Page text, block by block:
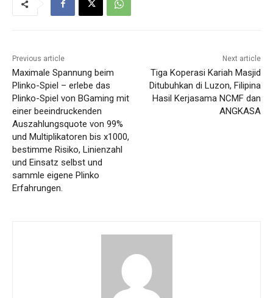
Previous article
Maximale Spannung beim
Plinko-Spiel – erlebe das
Plinko-Spiel von BGaming mit
einer beeindruckenden
Auszahlungsquote von 99%
und Multiplikatoren bis x1000,
bestimme Risiko, Linienzahl
und Einsatz selbst und
sammle eigene Plinko
Erfahrungen.
Next article
Tiga Koperasi Kariah Masjid
Ditubuhkan di Luzon, Filipina
Hasil Kerjasama NCMF dan
ANGKASA